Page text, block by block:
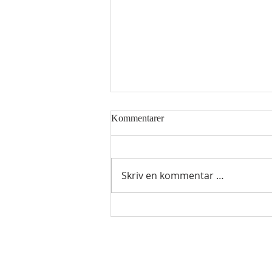
Hellig sky 6. august
Kommentarer
Skriv en kommentar …